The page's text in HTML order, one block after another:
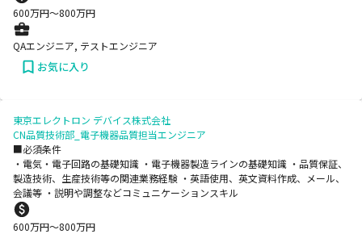
600万円〜800万円
QAエンジニア, テストエンジニア
お気に入り
東京エレクトロン デバイス株式会社
CN品質技術部_電子機器品質担当エンジニア
■必須条件
・電気・電子回路の基礎知識 ・電子機器製造ラインの基礎知識 ・品質保証、
製造技術、生産技術等の関連業務経験 ・英語使用、英文資料作成、メール、
会議等 ・説明や調整などコミュニケーションスキル
600万円〜800万円